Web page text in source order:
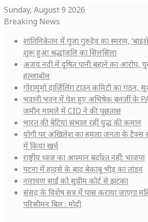
Sunday, August 9 2026
Breaking News
शांतिनिकेतन में गूंजा गुरुदेव का स्मरण,
शुरू हुआ श्रद्धांजलि का सिलसिला
अजय नदी में दूषित पानी बहाने का आरोप,
हल्लाबोल
गोरामुमो दार्जिलिंग टाउन कमिटी का गठन,
भवानी भवन में पेश हुए अभिषेक बनर्जी के
जमीन मामले में CID ने की पूछताछ
भारत की बेटियां संभाल रहीं युद्ध की कमान
योगी पर अखिलेश का हमला जनता के टैक्स
में किया खर्च
राष्ट्रीय ध्वज का अपमान बर्दाश्त नहीं: भाजपा
पटना में हादसे के बाद बेकाबू भीड़ का तांडव
नारायण साईं को सुप्रीम कोर्ट से झटका
संसद के विशेष सत्र में पास कराया जाएगा
परिसीमन बिल : मोदी